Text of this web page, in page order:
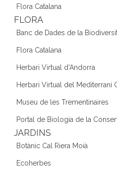
Flora Catalana
FLORA
Banc de Dades de la
Flora Catalana
Herbari Virtual d'Andorra
Herbari Virtual del Mediterrani
Museu de les Trementinaires
Portal de Biologia de la
JARDINS
Botànic Cal Riera Moià
Ecoherbes